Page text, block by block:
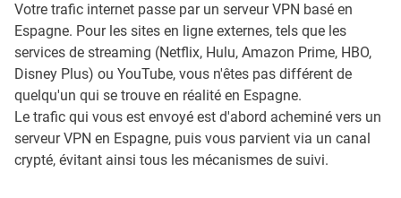
Votre trafic internet passe par un serveur VPN basé en
Espagne. Pour les sites en ligne externes, tels que les
services de streaming (Netflix, Hulu, Amazon Prime, HBO,
Disney Plus) ou YouTube, vous n'êtes pas différent de
quelqu'un qui se trouve en réalité en Espagne.
Le trafic qui vous est envoyé est d'abord acheminé vers un
serveur VPN en Espagne, puis vous parvient via un canal
crypté, évitant ainsi tous les mécanismes de suivi.